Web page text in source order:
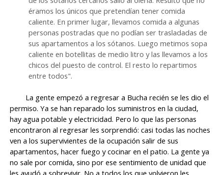
éramos los únicos que pretendían tener comida
caliente. En primer lugar, llevamos comida a algunas
personas postradas que no podían ser trasladadas de
sus apartamentos a los sótanos. Luego metimos sopa
caliente en botellitas de medio litro y las llevamos a los
chicos del puesto de control. El resto lo repartimos
entre todos".
La gente empezó a regresar a Bucha recién se les dio el
permiso. Ya se han reparado los suministros en la ciudad,
hay agua potable y electricidad. Pero lo que las personas
encontraron al regresar les sorprendió: casi todas las noches
ven a los supervivientes de la ocupación salir de sus
apartamentos, hacer fuego y cocinar en el patio. La gente ya
no sale por comida, sino por ese sentimiento de unidad que